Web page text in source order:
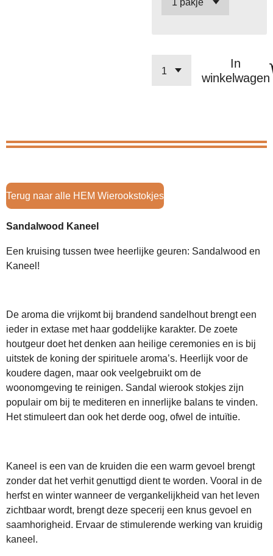
In
winkelwagen
Terug naar alle HEM Wierookstokjes
Sandalwood Kaneel
Een kruising tussen twee heerlijke geuren: Sandalwood en
Kaneel!
De aroma die vrijkomt bij brandend sandelhout brengt een
ieder in extase met haar goddelijke karakter. De zoete
houtgeur doet het denken aan heilige ceremonies en is bij
uitstek de koning der spirituele aroma’s. Heerlijk voor de
koudere dagen, maar ook veelgebruikt om de
woonomgeving te reinigen. Sandal wierook stokjes zijn
populair om bij te mediteren en innerlijke balans te vinden.
Het stimuleert dan ook het derde oog, ofwel de intuïtie.
Kaneel is een van de kruiden die een warm gevoel brengt
zonder dat het verhit genuttigd dient te worden. Vooral in de
herfst en winter wanneer de vergankelijkheid van het leven
zichtbaar wordt, brengt deze specerij een knus gevoel en
saamhorigheid. Ervaar de stimulerende werking van kruidig
kaneel.